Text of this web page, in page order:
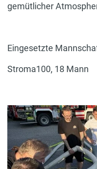
gemütlicher
Eingesetzte
Stroma100, 18 Mann